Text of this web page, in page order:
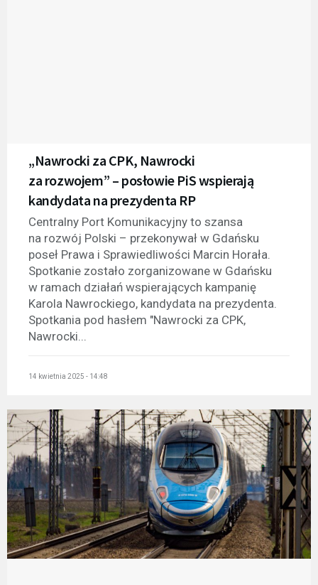
„Nawrocki za CPK, Nawrocki
za rozwojem” – posłowie PiS wspierają
kandydata na prezydenta RP
Centralny Port Komunikacyjny to szansa
na rozwój Polski – przekonywał w Gdańsku
poseł Prawa i Sprawiedliwości Marcin Horała.
Spotkanie zostało zorganizowane w Gdańsku
w ramach działań wspierających kampanię
Karola Nawrockiego, kandydata na prezydenta.
Spotkania pod hasłem "Nawrocki za CPK,
Nawrocki...
14 kwietnia 2025 - 14:48